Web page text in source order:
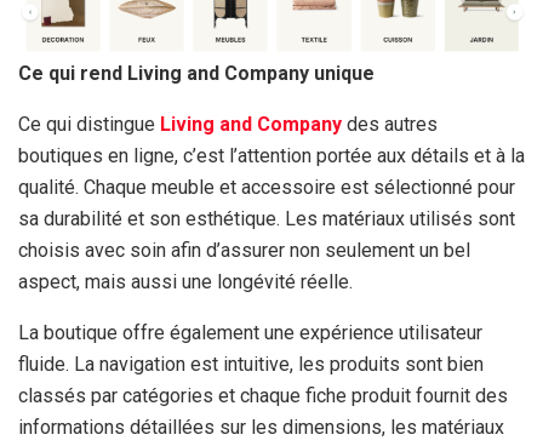
Ce qui rend Living and Company unique
Ce qui distingue Living and Company des autres
boutiques en ligne, c’est l’attention portée aux détails et à la
qualité. Chaque meuble et accessoire est sélectionné pour
sa durabilité et son esthétique. Les matériaux utilisés sont
choisis avec soin afin d’assurer non seulement un bel
aspect, mais aussi une longévité réelle.
La boutique offre également une expérience utilisateur
fluide. La navigation est intuitive, les produits sont bien
classés par catégories et chaque fiche produit fournit des
informations détaillées sur les dimensions, les matériaux